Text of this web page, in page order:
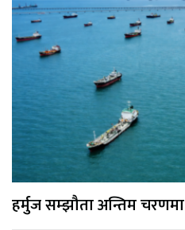
हर्मुज सम्झौता अन्तिम चरणमा